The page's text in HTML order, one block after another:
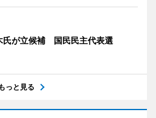
氏が立候補 国民民主代表選
もっと見る